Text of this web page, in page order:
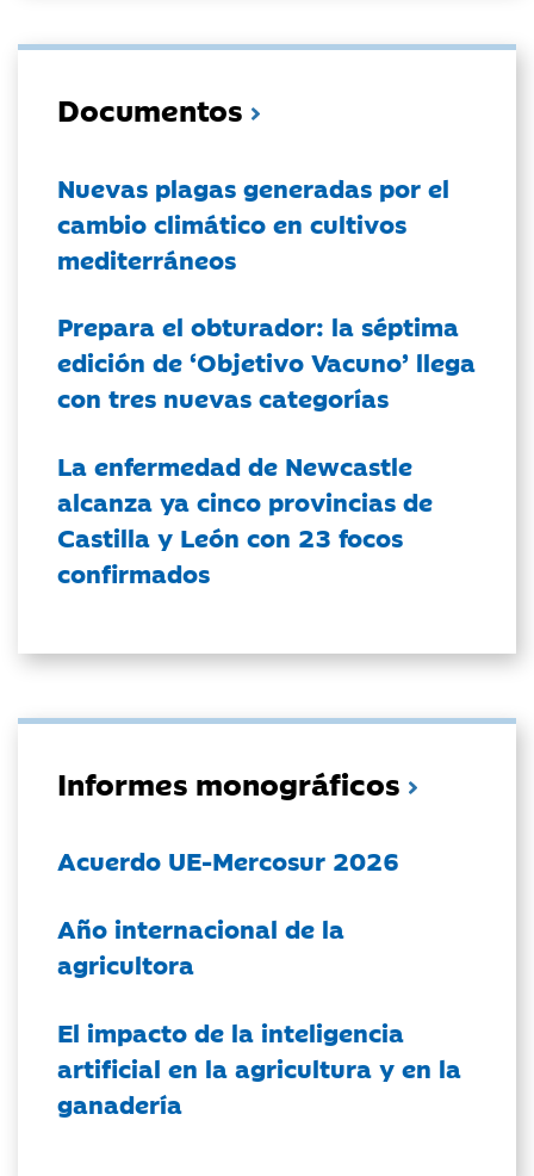
Documentos
Nuevas plagas generadas por el
cambio climático en cultivos
mediterráneos
Prepara el obturador: la séptima
edición de ‘Objetivo Vacuno’ llega
con tres nuevas categorías
La enfermedad de Newcastle
alcanza ya cinco provincias de
Castilla y León con 23 focos
confirmados
Informes monográficos
Acuerdo UE-Mercosur 2026
Año internacional de la
agricultora
El impacto de la inteligencia
artificial en la agricultura y en la
ganadería